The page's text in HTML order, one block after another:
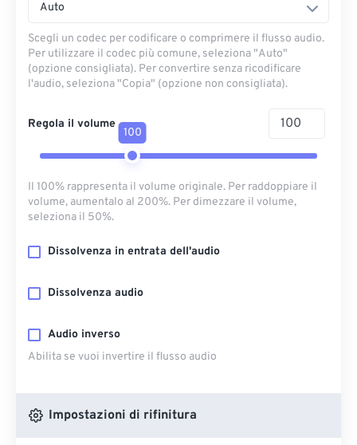
Auto
Scegli un codec per codificare o comprimere il flusso audio.
Per utilizzare il codec più comune, seleziona "Auto"
(opzione consigliata). Per convertire senza ricodificare
l'audio, seleziona "Copia" (opzione non consigliata).
Regola il volume
100
Il 100% rappresenta il volume originale. Per raddoppiare il
volume, aumentalo al 200%. Per dimezzare il volume,
seleziona il 50%.
Dissolvenza in entrata dell'audio
Dissolvenza audio
Audio inverso
Abilita se vuoi invertire il flusso audio
Impostazioni di rifinitura